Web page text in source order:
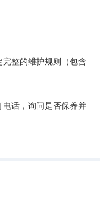
整的维护规则（包含
话，询问是否保养并